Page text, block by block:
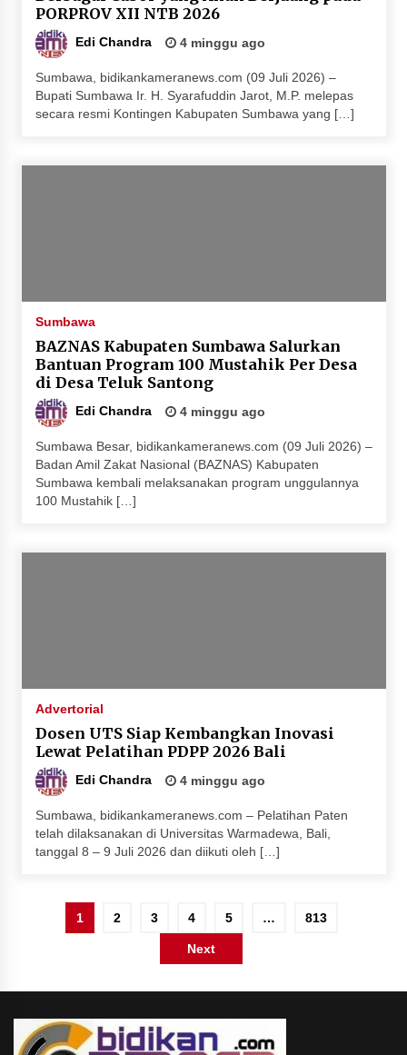
PORPROV XII NTB 2026
Edi Chandra 4 minggu ago
Sumbawa, bidikankameranews.com (09 Juli 2026) –
Bupati Sumbawa Ir. H. Syarafuddin Jarot, M.P. melepas
secara resmi Kontingen Kabupaten Sumbawa yang […]
Sumbawa
BAZNAS Kabupaten Sumbawa Salurkan
Bantuan Program 100 Mustahik Per Desa
di Desa Teluk Santong
Edi Chandra 4 minggu ago
Sumbawa Besar, bidikankameranews.com (09 Juli 2026) –
Badan Amil Zakat Nasional (BAZNAS) Kabupaten
Sumbawa kembali melaksanakan program unggulannya
100 Mustahik […]
Advertorial
Dosen UTS Siap Kembangkan Inovasi
Lewat Pelatihan PDPP 2026 Bali
Edi Chandra 4 minggu ago
Sumbawa, bidikankameranews.com – Pelatihan Paten
telah dilaksanakan di Universitas Warmadewa, Bali,
tanggal 8 – 9 Juli 2026 dan diikuti oleh […]
Paginasi
1 2 3 4 5 … 813
Next